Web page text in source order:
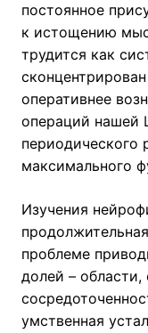
постоянное
к истощению
трудится как
оперативнее
операций нашей
периодического
максимального
Изучения
проблеме
долей – области,
умственная